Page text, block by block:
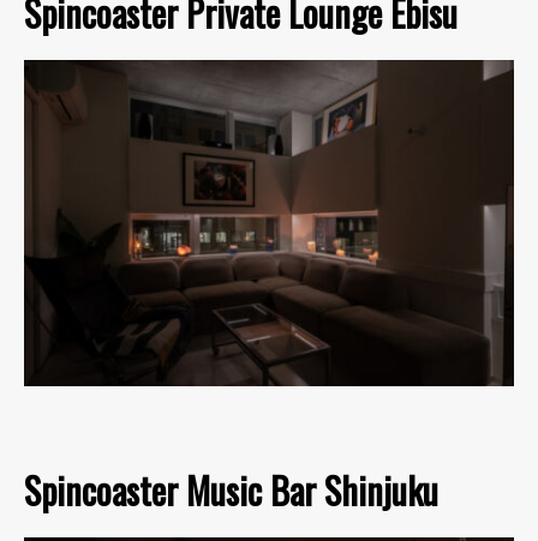
Spincoaster Private Lounge Ebisu
Spincoaster Music Bar Shinjuku